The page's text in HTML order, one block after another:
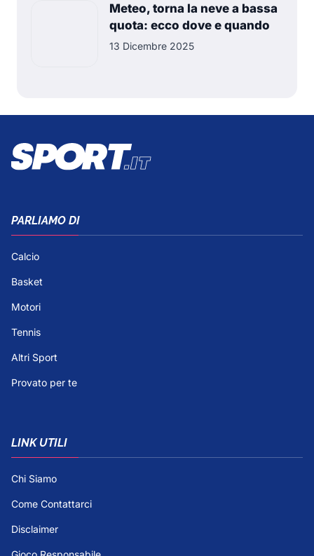
Meteo, torna la neve a bassa
quota: ecco dove e quando
13 Dicembre 2025
PARLIAMO DI
Calcio
Basket
Motori
Tennis
Altri Sport
Provato per te
LINK UTILI
Chi Siamo
Come Contattarci
Disclaimer